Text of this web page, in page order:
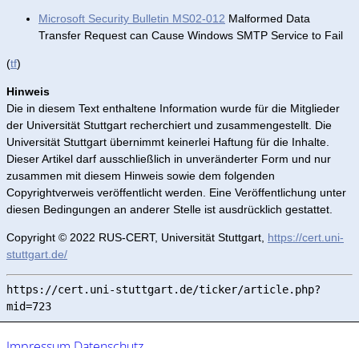
Microsoft Security Bulletin MS02-012 Malformed Data
Transfer Request can Cause Windows SMTP Service to Fail
(tf)
Hinweis
Die in diesem Text enthaltene Information wurde für die Mitglieder
der Universität Stuttgart recherchiert und zusammengestellt. Die
Universität Stuttgart übernimmt keinerlei Haftung für die Inhalte.
Dieser Artikel darf ausschließlich in unveränderter Form und nur
zusammen mit diesem Hinweis sowie dem folgenden
Copyrightverweis veröffentlicht werden. Eine Veröffentlichung unter
diesen Bedingungen an anderer Stelle ist ausdrücklich gestattet.
Copyright © 2022 RUS-CERT, Universität Stuttgart, https://cert.uni-
stuttgart.de/
https://cert.uni-stuttgart.de/ticker/article.php?
mid=723